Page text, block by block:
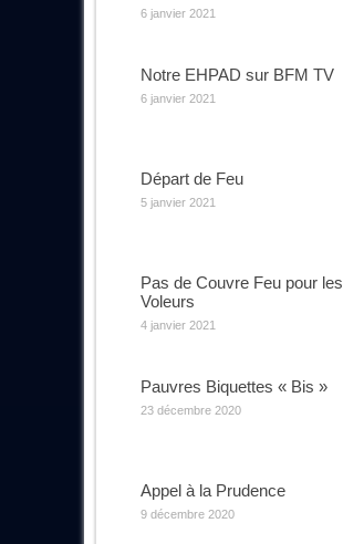
6 janvier 2021
Notre EHPAD sur BFM TV
6 janvier 2021
Départ de Feu
5 janvier 2021
Pas de Couvre Feu pour les
Voleurs
4 janvier 2021
Pauvres Biquettes « Bis »
23 décembre 2020
Appel à la Prudence
9 décembre 2020